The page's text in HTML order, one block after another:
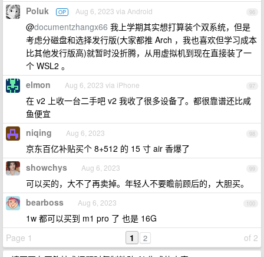
96
Poluk OP Aug 6, 2023 via Android
@documentzhangx66 我上学期其实想打算装个双系统，但是
考虑分磁盘和选择发行版(大家都推 Arch ，我也喜欢但学习成本
比其他发行版高)就暂时没折腾，从用虚拟机到现在直接装了一
个 WSL2 。
97
elmon Aug 6, 2023 via iPhone
在 v2 上收一台二手吧 v2 我收了很多设备了。都很靠谱还比咸
鱼便宜
98
niqing Aug 6, 2023
京东百亿补贴买个 8+512 的 15 寸 air 香爆了
99
showchys Aug 6, 2023
可以买的，大不了再卖掉。年轻人不要瞻前顾后的，大胆买。
100
bearboss Aug 6, 2023
1w 都可以买到 m1 pro 了 也是 16G
Page 1
of 2
1 2